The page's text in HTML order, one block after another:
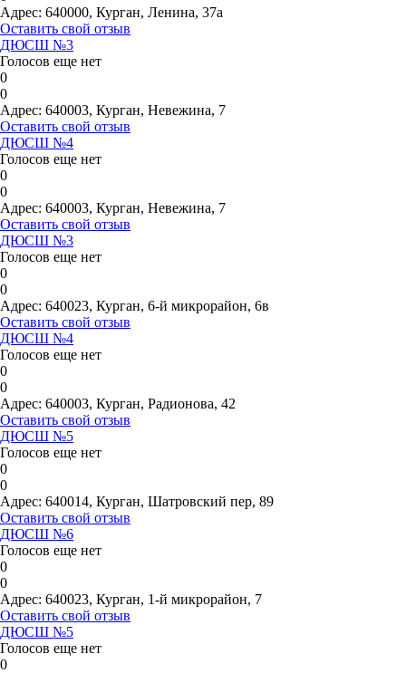
Адрес: 640000, Курган, Ленина, 37а
Оставить свой отзыв
ДЮСШ №3
Голосов еще нет
0
0
Адрес: 640003, Курган, Невежина, 7
Оставить свой отзыв
ДЮСШ №4
Голосов еще нет
0
0
Адрес: 640003, Курган, Невежина, 7
Оставить свой отзыв
ДЮСШ №3
Голосов еще нет
0
0
Адрес: 640023, Курган, 6-й микрорайон, 6в
Оставить свой отзыв
ДЮСШ №4
Голосов еще нет
0
0
Адрес: 640003, Курган, Радионова, 42
Оставить свой отзыв
ДЮСШ №5
Голосов еще нет
0
0
Адрес: 640014, Курган, Шатровский пер, 89
Оставить свой отзыв
ДЮСШ №6
Голосов еще нет
0
0
Адрес: 640023, Курган, 1-й микрорайон, 7
Оставить свой отзыв
ДЮСШ №5
Голосов еще нет
0